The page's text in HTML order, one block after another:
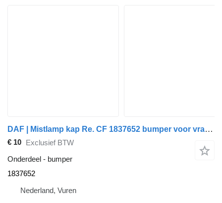
DAF | Mistlamp kap Re. CF 1837652 bumper voor vrachtwagen
€ 10 Exclusief BTW
Onderdeel - bumper
1837652
Nederland, Vuren